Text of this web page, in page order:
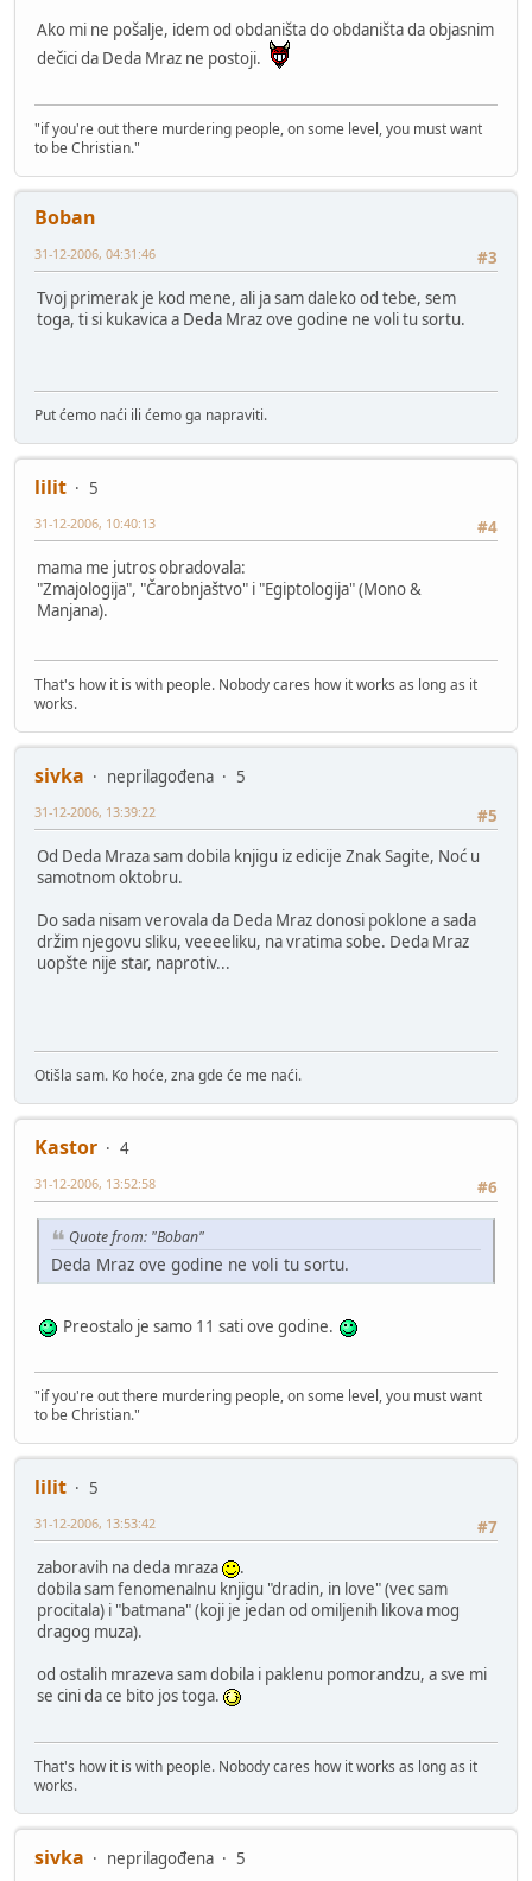
Ako mi ne pošalje, idem od obdaništa do obdaništa da objasnim
dečici da Deda Mraz ne postoji.
"if you're out there murdering people, on some level, you must want
to be Christian."
Boban
#3
31-12-2006, 04:31:46
Tvoj primerak je kod mene, ali ja sam daleko od tebe, sem
toga, ti si kukavica a Deda Mraz ove godine ne voli tu sortu.
Put ćemo naći ili ćemo ga napraviti.
lilit
5
#4
31-12-2006, 10:40:13
mama me jutros obradovala:
"Zmajologija", "Čarobnjaštvo" i "Egiptologija" (Mono &
Manjana).
That's how it is with people. Nobody cares how it works as long as it
works.
sivka neprilagođena
5
#5
31-12-2006, 13:39:22
Od Deda Mraza sam dobila knjigu iz edicije Znak Sagite, Noć u
samotnom oktobru.
Do sada nisam verovala da Deda Mraz donosi poklone a sada
držim njegovu sliku, veeeeliku, na vratima sobe. Deda Mraz
uopšte nije star, naprotiv...
Otišla sam. Ko hoće, zna gde će me naći.
Kastor
4
#6
31-12-2006, 13:52:58
Quote from: "Boban"
Deda Mraz ove godine ne voli tu sortu.
Preostalo je samo 11 sati ove godine.
"if you're out there murdering people, on some level, you must want
to be Christian."
lilit
5
#7
31-12-2006, 13:53:42
zaboravih na deda mraza
.
dobila sam fenomenalnu knjigu "dradin, in love" (vec sam
procitala) i "batmana" (koji je jedan od omiljenih likova mog
dragog muza).
od ostalih mrazeva sam dobila i paklenu pomorandzu, a sve mi
se cini da ce bito jos toga.
That's how it is with people. Nobody cares how it works as long as it
works.
sivka neprilagođena 5